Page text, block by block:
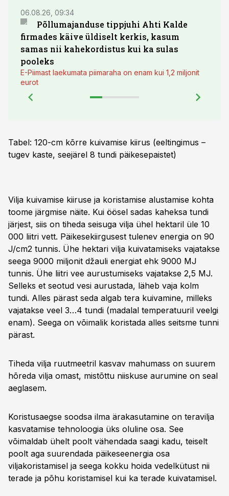
06.08.26, 09:34
Põllumajanduse tippjuhi Ahti Kalde
firmades käive üldiselt kerkis, kasum
samas nii kahekordistus kui ka sulas
pooleks
E-Piimast laekumata piimaraha on enam kui 1,2 miljonit
eurot
Tabel: 120-cm kõrre kuivamise kiirus (eeltingimus –
tugev kaste, seejärel 8 tundi päikesepaistet)
Vilja kuivamise kiiruse ja koristamise alustamise kohta
toome järgmise näite. Kui öösel sadas kaheksa tundi
järjest, siis on tiheda seisuga vilja ühel hektaril üle 10
000 liitri vett. Päikesekiirgusest tulenev energia on 90
J/cm2 tunnis. Ühe hektari vilja kuivatamiseks vajatakse
seega 9000 miljonit džauli energiat ehk 9000 MJ
tunnis. Ühe liitri vee aurustumiseks vajatakse 2,5 MJ.
Selleks et seotud vesi aurustada, läheb vaja kolm
tundi. Alles pärast seda algab tera kuivamine, milleks
vajatakse veel 3…4 tundi (madalal temperatuuril veelgi
enam). Seega on võimalik koristada alles seitsme tunni
pärast.
Tiheda vilja ruutmeetril kasvav mahumass on suurem
hõreda vilja omast, mistõttu niiskuse aurumine on seal
aeglasem.
Koristusaegse soodsa ilma ärakasutamine on teravilja
kasvatamise tehnoloogia üks oluline osa. See
võimaldab ühelt poolt vähendada saagi kadu, teiselt
poolt aga suurendada päikeseenergia osa
viljakoristamisel ja seega kokku hoida vedelkütust nii
terade ja põhu koristamisel kui ka terade kuivatamisel.